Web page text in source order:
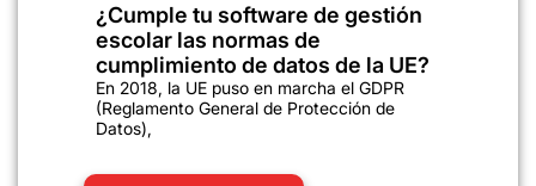
¿Cumple tu software de gestión
escolar las normas de
cumplimiento de datos de la UE?
En 2018, la UE puso en marcha el GDPR
(Reglamento General de Protección de
Datos),